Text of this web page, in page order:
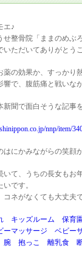
エ♪
せ整骨院「ままのめぶ
いただいてありがとう
薬の効果か、すっかり
響で、腹筋痛と戦いな
新聞で面白そうな記事
nnp/item/
はにかみながらの笑顔
いて、うちの長女もお
です。
コネがなくても大丈夫
キッズルーム 保
ーマッサージ ベビー
抱っこ 離乳食 断